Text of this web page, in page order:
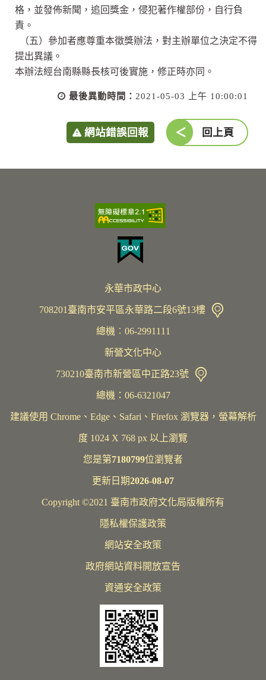
格，並發佈新聞，追回獎金，侵犯著作權部份，自行負
責。
（五）參加者應尊重本徵獎辦法，對主辦單位之決定不得
提出異議。
本辦法經台南縣縣長核可後實施，修正時亦同。
最後異動時間： 2021-05-03 上午 10:00:01
網站錯誤回報 回上頁
永華市政中心
708201臺南市安平區永華路二段6號13樓
總機︰06-2991111
新營文化中心
730210臺南市新營區中正路23號
總機：06-6321047
建議使用 Chrome、Edge、Safari、Firefox 瀏覽器，螢幕解析
度 1024 X 768 px 以上瀏覽
您是第7180799位瀏覽者
更新日期2026-08-07
Copyright ©2021 臺南市政府文化局版權所有
隱私權保護政策
網站安全政策
政府網站資料開放宣告
資通安全政策